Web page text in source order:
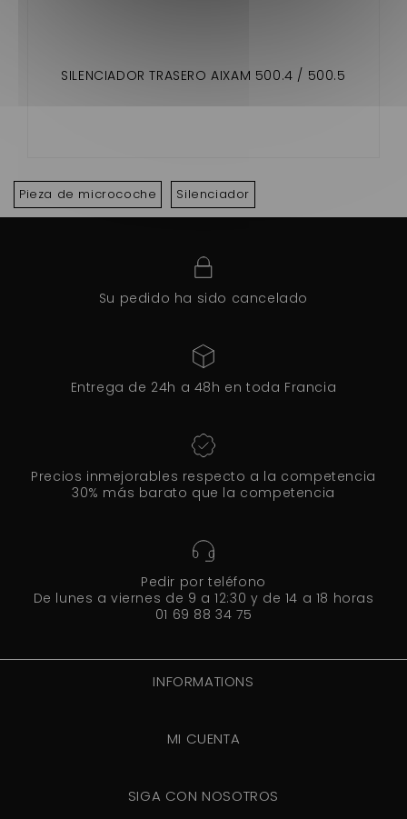
SILENCIADOR TRASERO AIXAM 500.4 / 500.5
Pieza de microcoche Silenciador
Su pedido ha sido cancelado
Entrega de 24h a 48h en toda Francia
Precios inmejorables respecto a la competencia
30% más barato que la competencia
Pedir por teléfono
De lunes a viernes de 9 a 12:30 y de 14 a 18 horas
01 69 88 34 75
INFORMATIONS
MI CUENTA
SIGA CON NOSOTROS